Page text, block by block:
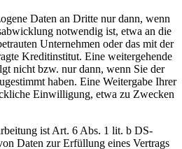
Daten an Dritte nur dann, wenn
notwendig ist, etwa an die
Unternehmen oder das mit der
Kreditinstitut. Eine weitergehende
nicht bzw. nur dann, wenn Sie der
haben. Eine Weitergabe Ihrer
Einwilligung, etwa zu Zwecken
ist Art. 6 Abs. 1 lit. b DS-
Daten zur Erfüllung eines Vertrags